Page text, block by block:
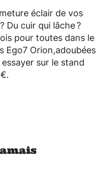
éclair de vos
Du cuir qui lâche ?
pour toutes dans le
Ego7 Orion,adoubées
sur le stand